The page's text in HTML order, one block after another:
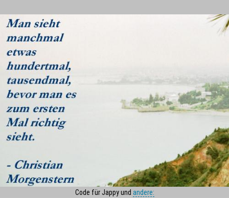
Code für Jappy und andere: